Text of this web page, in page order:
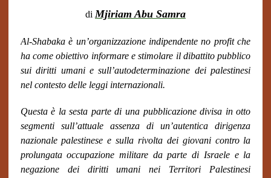
di Mjiriam Abu Samra
Al-Shabaka è un’organizzazione indipendente no profit che
ha come obiettivo informare e stimolare il dibattito pubblico
sui diritti umani e sull’autodeterminazione dei palestinesi
nel contesto delle leggi internazionali.
Questa è la sesta parte di una pubblicazione divisa in otto
segmenti sull’attuale assenza di un’autentica dirigenza
nazionale palestinese e sulla rivolta dei giovani contro la
prolungata occupazione militare da parte di Israele e la
negazione dei diritti umani nei Territori Palestinesi